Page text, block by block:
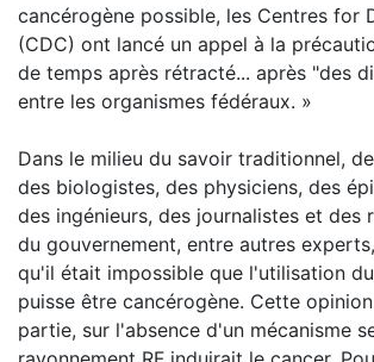
cancérogène possible, les Centres for
(CDC) ont lancé un appel à la
de temps après rétracté... après "des
entre les organismes fédéraux. »
Dans le milieu du savoir traditionnel,
des biologistes, des physiciens, des
des ingénieurs, des journalistes et des
du gouvernement, entre autres
qu'il était impossible que l'utilisation
puisse être cancérogène. Cette
partie, sur l'absence d'un mécanisme